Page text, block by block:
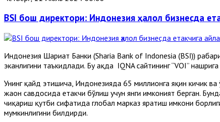
BSI бош директори: Индонезия ҳалол бизнесда
Индонезия Шариат Банки (Sharia Bank of Indonesia (BSI))
эканлигини таъкидлади. Бу ҳақда IQNA сайтининг “VOI”
Унинг қайд этишича, Индонезияда 65 миллионга яқин кичик ва
жаҳон савдосида етакчи бўлиш учун янги имконият берган.
чиқариш қутби сифатида глобал марказ яратиш имкони
мумкинлигини билдирди.